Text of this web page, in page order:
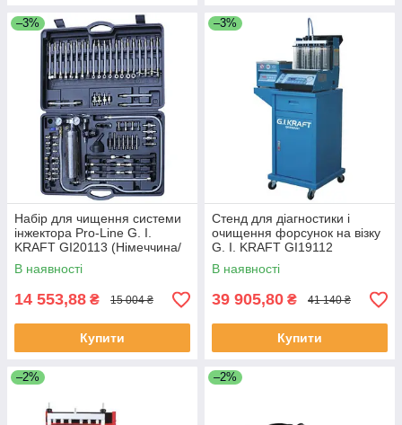
–3%
Набір для чищення системи
інжектора Pro-Line G. I.
KRAFT GI20113 (Німеччина/
Китай)
В наявності
14 553,88 ₴ 15 004 ₴
Купити
–3%
Стенд для діагностики і
очищення форсунок на візку
G. I. KRAFT GI19112
(Німеччина)
В наявності
39 905,80 ₴ 41 140 ₴
Купити
–2% –2%